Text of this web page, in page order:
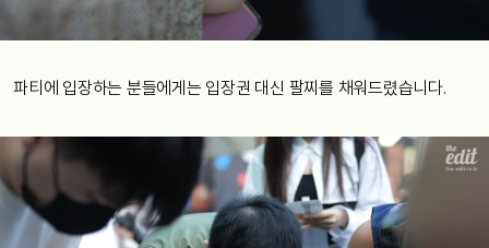
파티에 입장하는 분들에게는 입장권 대신 팔찌를 채워드렸습니다.